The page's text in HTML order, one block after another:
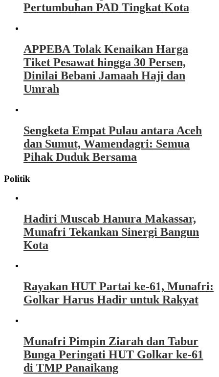
Pertumbuhan PAD Tingkat Kota
APPEBA Tolak Kenaikan Harga
Tiket Pesawat hingga 30 Persen,
Dinilai Bebani Jamaah Haji dan
Umrah
Sengketa Empat Pulau antara Aceh
dan Sumut, Wamendagri: Semua
Pihak Duduk Bersama
Politik
Hadiri Muscab Hanura Makassar,
Munafri Tekankan Sinergi Bangun
Kota
Rayakan HUT Partai ke-61, Munafri:
Golkar Harus Hadir untuk Rakyat
Munafri Pimpin Ziarah dan Tabur
Bunga Peringati HUT Golkar ke-61
di TMP Panaikang